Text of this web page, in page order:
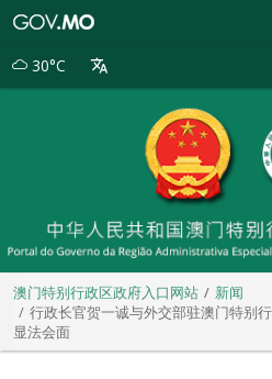
别
30°C
澳门特别行政区政府入口网站
新闻
行政长官贺一诚与外交部驻澳门特别
显法会面